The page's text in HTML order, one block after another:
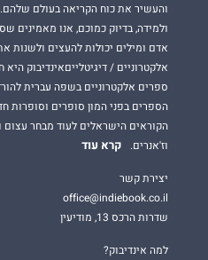
והעשיר את כוח הקריאה בעולם שלהם.
ולמידה, בדיוק כמוכם, אנו מאמינים
אדם ומילים יכולות להעצים ולשנות
אלקטרוניים / דיגיטלייםאינדיבוק
ספרים אלקטרוניים בשפה עברית
הספרים בפני המון סופרים
הקוראים הישראלים לעוד מבחר
וז'אנרים.
קרא עוד
יצירת קשר
office@indiebook.co.il
שדרות הרכס 13, מודיעין
למה אינדיבוק?